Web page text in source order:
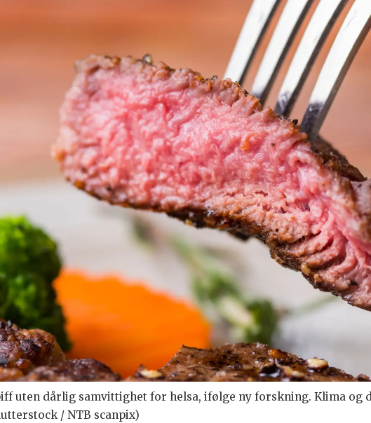
uten dårlig samvittighet for helsa, ifølge ny forskning. Klima og
/ NTB scanpix)